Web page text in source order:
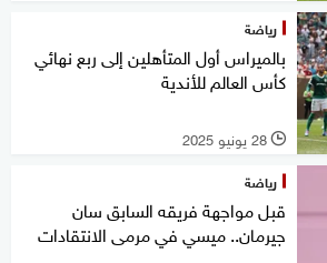
رياضة
بالميراس أول المتأهلين إلى ربع نهائي
كأس العالم للأندية
l 28 يونيو 2025
رياضة
قبل مواجهة فريقه السابق سان
جيرمان.. ميسي في مرمى الانتقادات